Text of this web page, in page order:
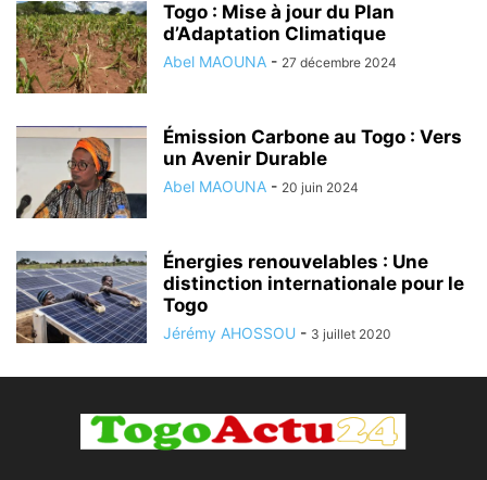
Togo : Mise à jour du Plan
d’Adaptation Climatique
Abel MAOUNA - 27 décembre 2024
Émission Carbone au Togo : Vers
un Avenir Durable
Abel MAOUNA - 20 juin 2024
Énergies renouvelables : Une
distinction internationale pour le
Togo
Jérémy AHOSSOU - 3 juillet 2020